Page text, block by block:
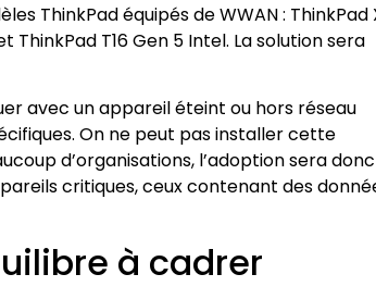
ThinkPad équipés de WWAN : ThinkPad
ThinkPad T16 Gen 5 Intel. La solution sera
avec un appareil éteint ou hors réseau
On ne peut pas installer cette
d’organisations, l’adoption sera donc
critiques, ceux contenant des
à cadrer